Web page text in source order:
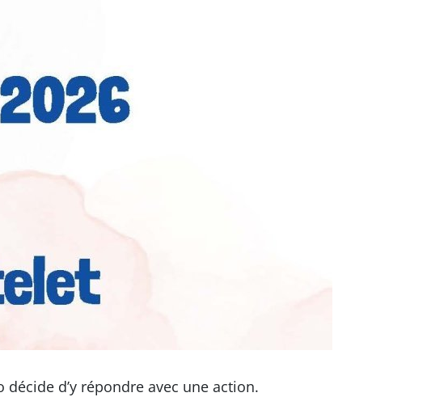
d’y répondre avec une action.